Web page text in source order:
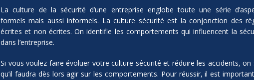
La culture de la sécurité d’une entreprise englobe toute une série
formels mais aussi informels. La culture sécurité est la conjonction des
écrites et non écrites. On identifie les comportements qui influencent la
dans l’entreprise.
Si vous voulez faire évoluer votre culture sécurité et réduire les accidents, on
qu’il faudra dès lors agir sur les comportements. Pour réussir, il est